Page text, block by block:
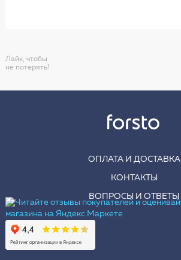
Лайк, чтобы
не потерять!
ОПЛАТА И ДОСТАВКА
КОНТАКТЫ
ВОПРОСЫ И ОТВЕТЫ